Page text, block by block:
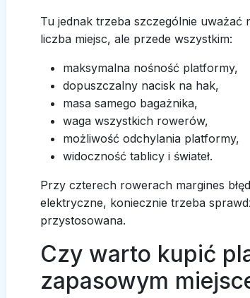
Tu jednak trzeba szczególnie uważać
liczba miejsc, ale przede wszystkim:
maksymalna nośność platformy,
dopuszczalny nacisk na hak,
masa samego bagażnika,
waga wszystkich rowerów,
możliwość odchylania platformy,
widoczność tablicy i świateł.
Przy czterech rowerach margines
elektryczne, koniecznie trzeba
przystosowana.
Czy warto kupić
zapasowym